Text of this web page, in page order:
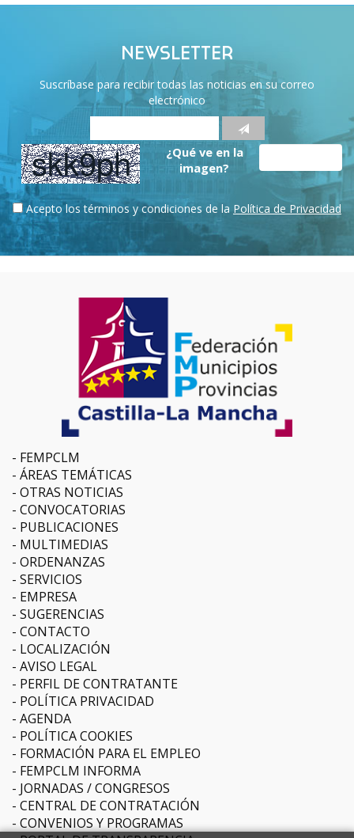
NEWSLETTER
Suscríbase para recibir todas las noticias en su correo
electrónico
¿Qué ve en la
imagen?
Acepto los términos y condiciones de la Política de Privacidad
FEMPCLM
ÁREAS TEMÁTICAS
OTRAS NOTICIAS
CONVOCATORIAS
PUBLICACIONES
MULTIMEDIAS
ORDENANZAS
SERVICIOS
EMPRESA
SUGERENCIAS
CONTACTO
LOCALIZACIÓN
AVISO LEGAL
PERFIL DE CONTRATANTE
POLÍTICA PRIVACIDAD
AGENDA
POLÍTICA COOKIES
FORMACIÓN PARA EL EMPLEO
FEMPCLM INFORMA
JORNADAS / CONGRESOS
CENTRAL DE CONTRATACIÓN
CONVENIOS Y PROGRAMAS